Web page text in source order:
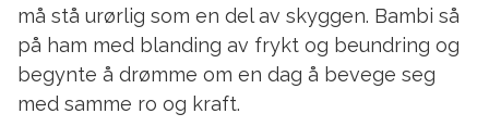
må stå urørlig som en del av skyggen. Bambi så
på ham med blanding av frykt og beundring og
begynte å drømme om en dag å bevege seg
med samme ro og kraft.